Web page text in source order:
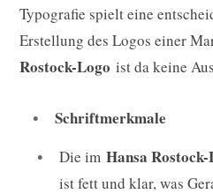
Typografie spielt eine
Erstellung des Logos einer
Rostock-Logo ist da keine
Schriftmerkmale
Die im Hansa
ist fett und klar, was